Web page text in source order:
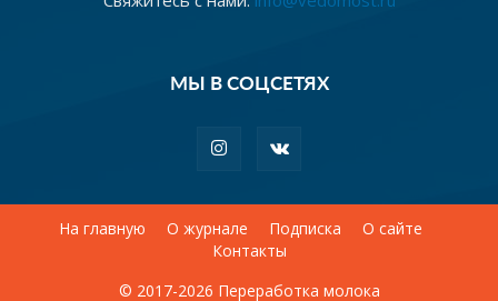
МЫ В СОЦСЕТЯХ
На главную О журнале Подписка
О сайте
Контакты
© 2017-2026 Переработка молока